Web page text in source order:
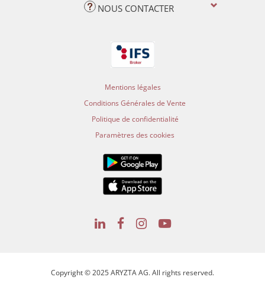
NOUS CONTACTER
Mentions légales
Conditions Générales de Vente
Politique de confidentialité
Paramètres des cookies
Copyright © 2025 ARYZTA AG. All rights reserved.